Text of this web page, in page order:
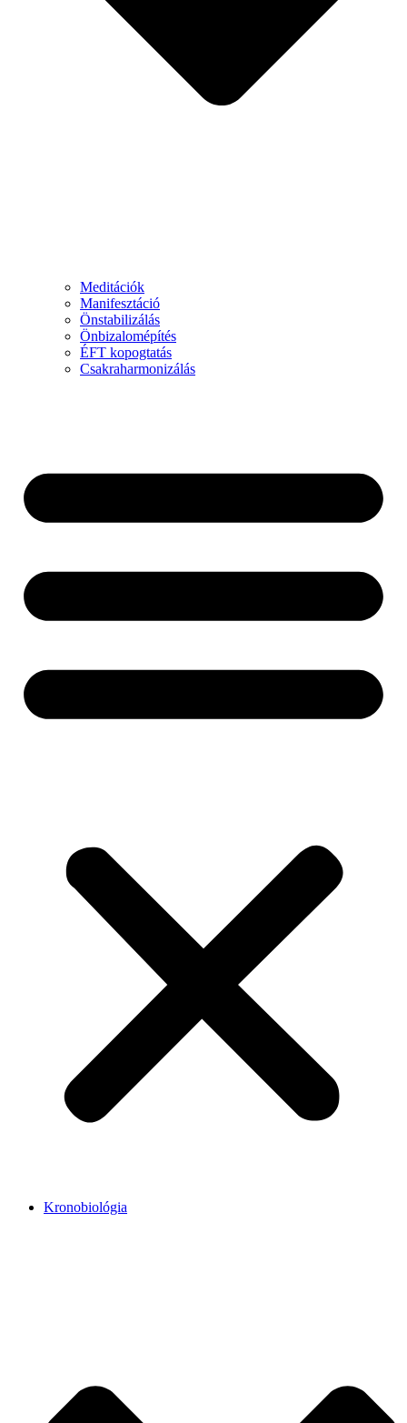
Meditációk
Manifesztáció
Önstabilizálás
Önbizalomépítés
ÉFT kopogtatás
Csakraharmonizálás
Kronobiológia